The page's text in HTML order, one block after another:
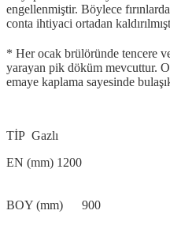
engellenmiştir. Böylece
conta ihtiyaci ortadan
* Her ocak brülöründe tencere
yarayan pik döküm mevcuttur.
emaye kaplama sayesinde
TİP Gazlı
EN (mm) 1200
BOY (mm) 900